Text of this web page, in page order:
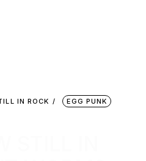
IN ROCK
EGG PUNK